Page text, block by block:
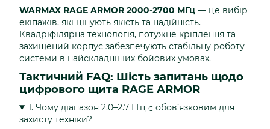
WARMAX RAGE ARMOR 2000-2700 МГц — це вибір
екіпажів, які цінують якість та надійність.
Квадріфілярна технологія, потужне кріплення та
захищений корпус забезпечують стабільну роботу
системи в найскладніших бойових умовах.
Тактичний FAQ: Шість запитань щодо
цифрового щита RAGE ARMOR
1. Чому діапазон 2.0–2.7 ГГц є обов’язковим для
захисту техніки?